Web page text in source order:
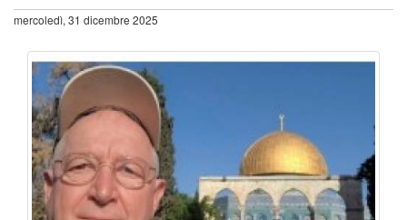
mercoledì, 31 dicembre 2025